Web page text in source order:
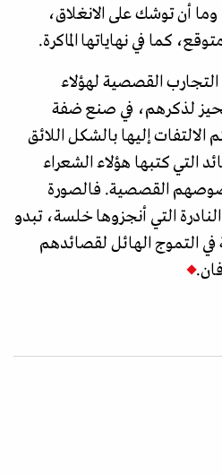
وما أن توشك على الانغلاق،
كما في نهاياتها الماكرة.
القصصية لهؤلاء
لذكرهم، في صنع ضفة
إليها بالشكل اللائق
التي كتبها هؤلاء الشعراء
القصصية. فالصورة
التي أنجزوها خلسة، تبدو
التموج الهائل لقصائدهم